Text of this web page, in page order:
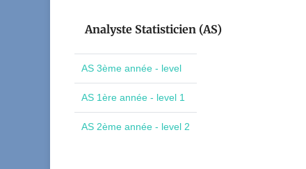
Analyste Statisticien (AS)
AS 3ème année - level
AS 1ère année - level 1
AS 2ème année - level 2